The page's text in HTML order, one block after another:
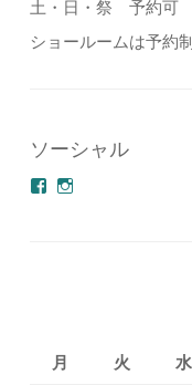
土・日・祭 予約可
ショールームは予約
ソーシャル
azuminonoie
を
derakoubou
月 火 水